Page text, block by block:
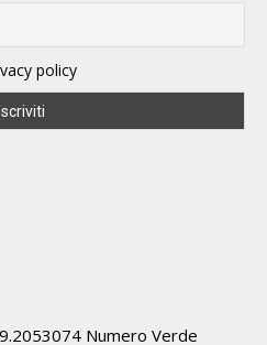
policy
Numero Verde